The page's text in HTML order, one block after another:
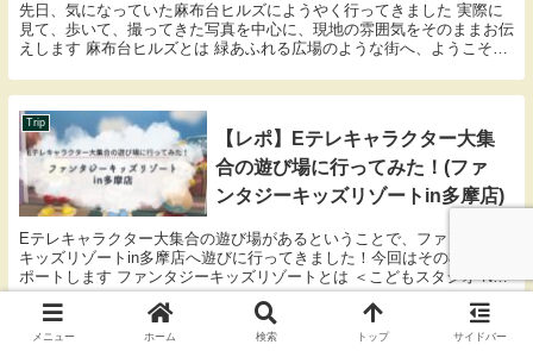
先日、気になっていた麻布台ヒルズにようやく行ってきました 実際に
見て、歩いて、撮ってきた写真を中心に、現地の雰囲気をそのままお伝
えします 麻布台ヒルズとは 緑あふれる広場のような街へ、ようこそ麻
Trip
【レポ】Eテレキャラクター大集
合の遊び場に行ってみた！(ファ
ンタジーキッズリゾートin多摩店)
Eテレキャラクター大集合の遊び場があるということで、ファンタジー
キッズリゾートin多摩店へ遊びに行ってきました！今回はその様子をレ
ポートします ファンタジーキッズリゾートとは ＜こどもスタジオ NHK
キッズキャラクター大集合！＞ in多摩店...
メニュー ホーム 検索 トップ サイドバー